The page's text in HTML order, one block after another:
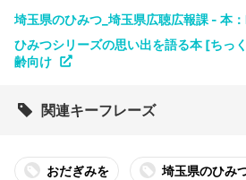
埼玉県のひみつ_埼玉県広聴広報課 - 本
ひみつシリーズの思い出を語る本 [ちっ
齢向け
関連キーフレーズ
おだぎみを 埼玉県のひみ